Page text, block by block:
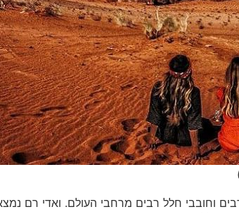
וחובבי חלל רבים מרחבי העולם. ואדי רם